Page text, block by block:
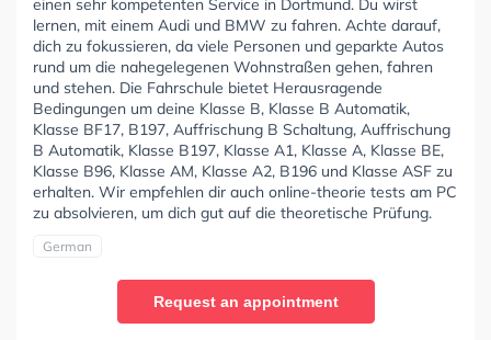
einen sehr kompetenten Service in Dortmund. Du wirst
lernen, mit einem Audi und BMW zu fahren. Achte darauf,
dich zu fokussieren, da viele Personen und geparkte Autos
rund um die nahegelegenen Wohnstraßen gehen, fahren
und stehen. Die Fahrschule bietet Herausragende
Bedingungen um deine Klasse B, Klasse B Automatik,
Klasse BF17, B197, Auffrischung B Schaltung, Auffrischung
B Automatik, Klasse B197, Klasse A1, Klasse A, Klasse BE,
Klasse B96, Klasse AM, Klasse A2, B196 und Klasse ASF zu
erhalten. Wir empfehlen dir auch online-theorie tests am PC
zu absolvieren, um dich gut auf die theoretische Prüfung.
German
Request an appointment